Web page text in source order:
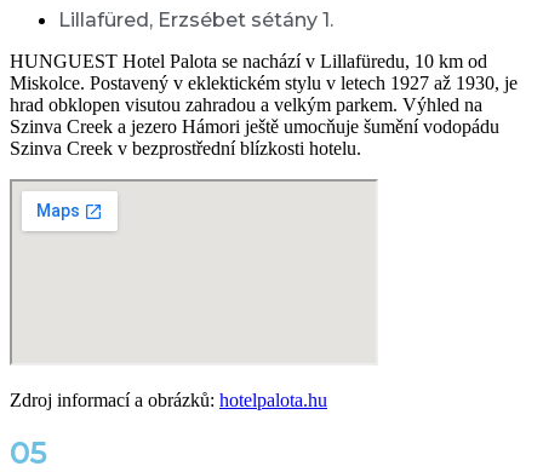
Lillafüred, Erzsébet sétány 1.
HUNGUEST Hotel Palota se nachází v Lillafüredu, 10 km od
Miskolce. Postavený v eklektickém stylu v letech 1927 až 1930, je
hrad obklopen visutou zahradou a velkým parkem. Výhled na
Szinva Creek a jezero Hámori ještě umocňuje šumění vodopádu
Szinva Creek v bezprostřední blízkosti hotelu.
Zdroj informací a obrázků: hotelpalota.hu
05